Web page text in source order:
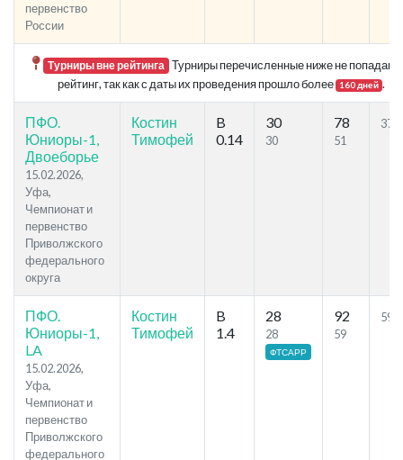
первенство
России
Турниры вне рейтинга Турниры перечисленные ниже не попадают
рейтинг, так как с даты их проведения прошло более 160 дней .
ПФО.
Юниоры-1,
Двоеборье
15.02.2026,
Уфа,
Чемпионат и
первенство
Приволжского
федерального
округа
Костин
Тимофей
B
0.14
30
30
78
51
ПФО.
Юниоры-1,
LA
15.02.2026,
Уфа,
Чемпионат и
первенство
Приволжского
федерального
Костин
Тимофей
B
1.4
28
28
ФТСАРР
92
59